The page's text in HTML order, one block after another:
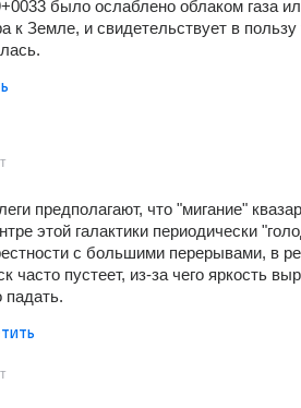
было ослаблено облаком газа
к Земле, и свидетельствует в пользу
предполагают, что "мигание"
этой галактики периодически
с большими перерывами, в
часто пустеет, из-за чего яркость
падать.